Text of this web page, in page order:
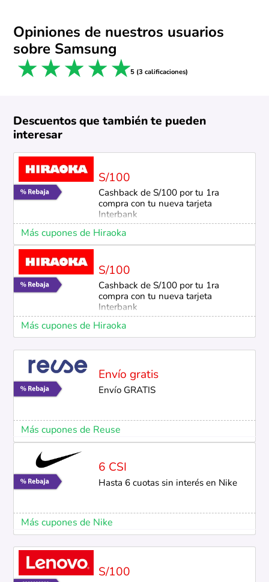
Opiniones de nuestros usuarios
sobre Samsung
5 stars
4 stars
3 stars
2 stars
1 star 5 (3 calificaciones)
Descuentos que también te pueden
interesar
S/100
Cashback de S/100 por tu 1ra
compra con tu nueva tarjeta
Interbank
Más cupones de Hiraoka
S/100
Cashback de S/100 por tu 1ra
compra con tu nueva tarjeta
Interbank
Más cupones de Hiraoka
Envío gratis
Envío GRATIS
Más cupones de Reuse
6 CSI
Hasta 6 cuotas sin interés en Nike
Más cupones de Nike
S/100